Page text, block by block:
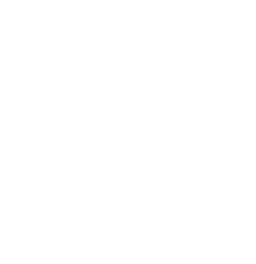
La afectada fue
turismos y un autobús
han ocurrido en la
Armiñán. Hasta el